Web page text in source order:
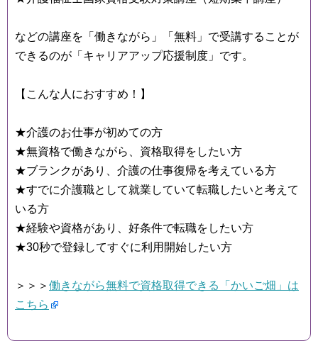
などの講座を「働きながら」「無料」で受講することが
できるのが「キャリアアップ応援制度」です。
【こんな人におすすめ！】
★介護のお仕事が初めての方
★無資格で働きながら、資格取得をしたい方
★ブランクがあり、介護の仕事復帰を考えている方
★すでに介護職として就業していて転職したいと考えて
いる方
★経験や資格があり、好条件で転職をしたい方
★30秒で登録してすぐに利用開始したい方
＞＞＞ 働きながら無料で資格取得できる「かいご畑」は
こちら